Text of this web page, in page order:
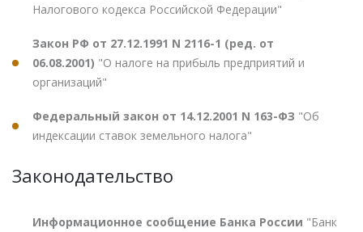
Налогового кодекса Российской Федерации"
Закон РФ от 27.12.1991 N 2116-1 (ред. от
06.08.2001) "О налоге на прибыль предприятий и
организаций"
Федеральный закон от 14.12.2001 N 163-ФЗ "Об
индексации ставок земельного налога"
Законодательство
Информационное сообщение Банка России "Банк